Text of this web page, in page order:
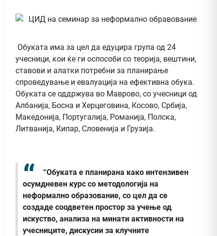
Обуката има за цел да едуцира група од 24
учесници, кои ќе ги оспособи со теорија, вештини,
ставови и алатки потребни за планирање
спроведување и евалуација на ефективна обука.
Обуката се оддржува во Маврово, со учесници од
Албанија, Босна и Херцеговина, Косово, Србија,
Македонија, Португалија, Романија, Полска,
Литванија, Кипар, Словенија и Грузија.
“Обуката е планирана како интензивен
осумдневен курс со методологија на
неформално образование, со цел да се
создаде соодветен простор за учење од
искуство, анализа на минати активности на
учесниците, дискусии за клучните